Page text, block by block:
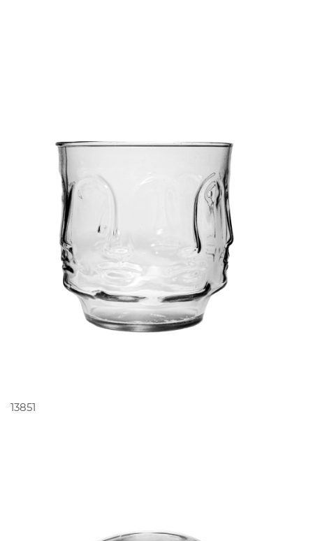
13851